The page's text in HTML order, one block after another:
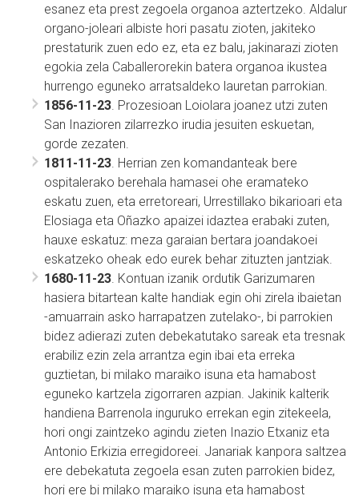
esanez eta prest zegoela organoa aztertzeko. Aldalur
organo-joleari albiste hori pasatu zioten, jakiteko
prestaturik zuen edo ez, eta ez balu, jakinarazi zioten
egokia zela Caballerorekin batera organoa ikustea
hurrengo eguneko arratsaldeko lauretan parrokian.
1856-11-23 . Prozesioan Loiolara joanez utzi zuten
San Inazioren zilarrezko irudia jesuiten eskuetan,
gorde zezaten.
1811-11-23 . Herrian zen komandanteak bere
ospitalerako berehala hamasei ohe eramateko
eskatu zuen, eta erretoreari, Urrestillako bikarioari eta
Elosiaga eta Oñazko apaizei idaztea erabaki zuten,
hauxe eskatuz: meza garaian bertara joandakoei
eskatzeko oheak edo eurek behar zituzten jantziak.
1680-11-23 . Kontuan izanik ordutik Garizumaren
hasiera bitartean kalte handiak egin ohi zirela ibaietan
-amuarrain asko harrapatzen zutelako-, bi parrokien
bidez adierazi zuten debekatutako sareak eta tresnak
erabiliz ezin zela arrantza egin ibai eta erreka
guztietan, bi milako maraiko isuna eta hamabost
eguneko kartzela zigorraren azpian. Jakinik kalterik
handiena Barrenola inguruko errekan egin zitekeela,
hori ongi zaintzeko agindu zieten Inazio Etxaniz eta
Antonio Erkizia erregidoreei. Janariak kanpora saltzea
ere debekatuta zegoela esan zuten parrokien bidez,
hori ere bi milako maraiko isuna eta hamabost